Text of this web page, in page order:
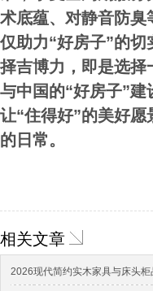
术底蕴、对静音防臭
仅助力“好房子”的
择吉博力，即是选择
与中国的“好房子”
让“住得好”的美好
的日常。
相关文章
2026现代简约实木家具与床头柜